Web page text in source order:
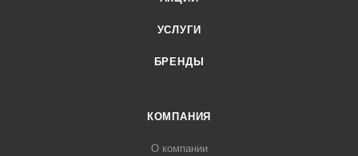
УСЛУГИ
БРЕНДЫ
КОМПАНИЯ
О компании